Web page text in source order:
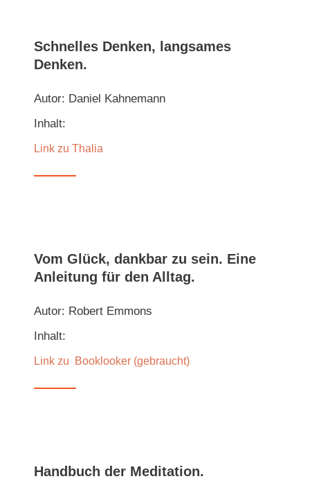
Schnelles Denken, langsames
Denken.
Autor: Daniel Kahnemann
Inhalt:
Link zu Thalia
Vom Glück, dankbar zu sein. Eine
Anleitung für den Alltag.
Autor: Robert Emmons
Inhalt:
Link zu Booklooker (gebraucht)
Handbuch der Meditation.